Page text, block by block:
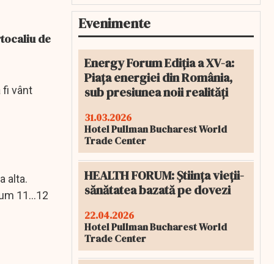
de
fi vânt
alta.
11...12
Evenimente
Energy Forum Ediția a XV-a:
Piața energiei din România,
sub presiunea noii realități
31.03.2026
Hotel Pullman Bucharest World
Trade Center
HEALTH FORUM: Știința vieții-
sănătatea bazată pe dovezi
22.04.2026
Hotel Pullman Bucharest World
Trade Center